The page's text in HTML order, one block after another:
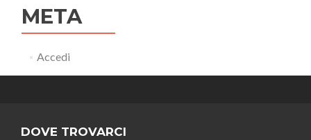
META
Accedi
DOVE TROVARCI